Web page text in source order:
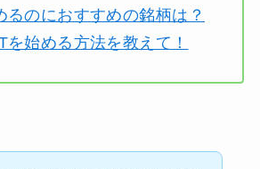
るのにおすすめの銘柄は？
を始める方法を教えて！